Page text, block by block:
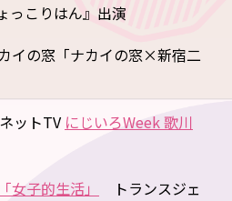
っこりはん』出演
イの窓「ナカイの窓×新宿二
ットTV にじいろWeek 歌川
女子的生活」
トランスジェ